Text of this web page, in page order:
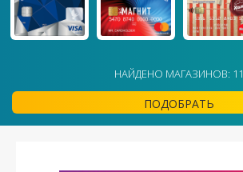
НАЙДЕНО МАГАЗИНОВ: 11
ПОДОБРАТЬ